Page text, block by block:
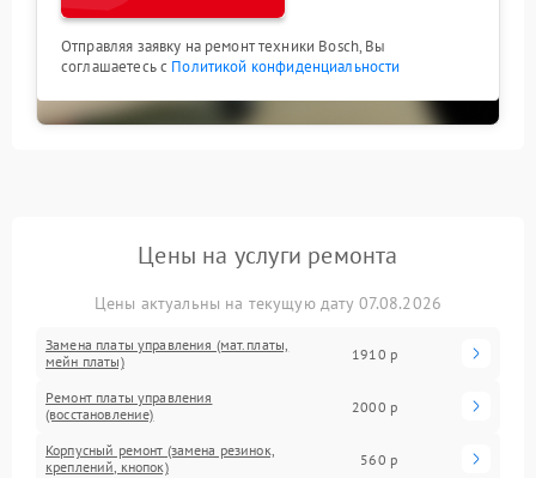
Отправляя заявку на ремонт техники Bosch, Вы
соглашаетесь с Политикой конфиденциальности
Цены на услуги ремонта
Цены актуальны на текущую дату 07.08.2026
Замена платы управления (мат.платы,
мейн платы)
1910 р
Ремонт платы управления
(восстановление)
2000 р
Корпусный ремонт (замена резинок,
креплений, кнопок)
560 р